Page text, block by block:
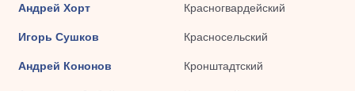
Андрей Хорт Красногвардейский
Игорь Сушков Красносельский
Андрей Кононов Кронштадтский